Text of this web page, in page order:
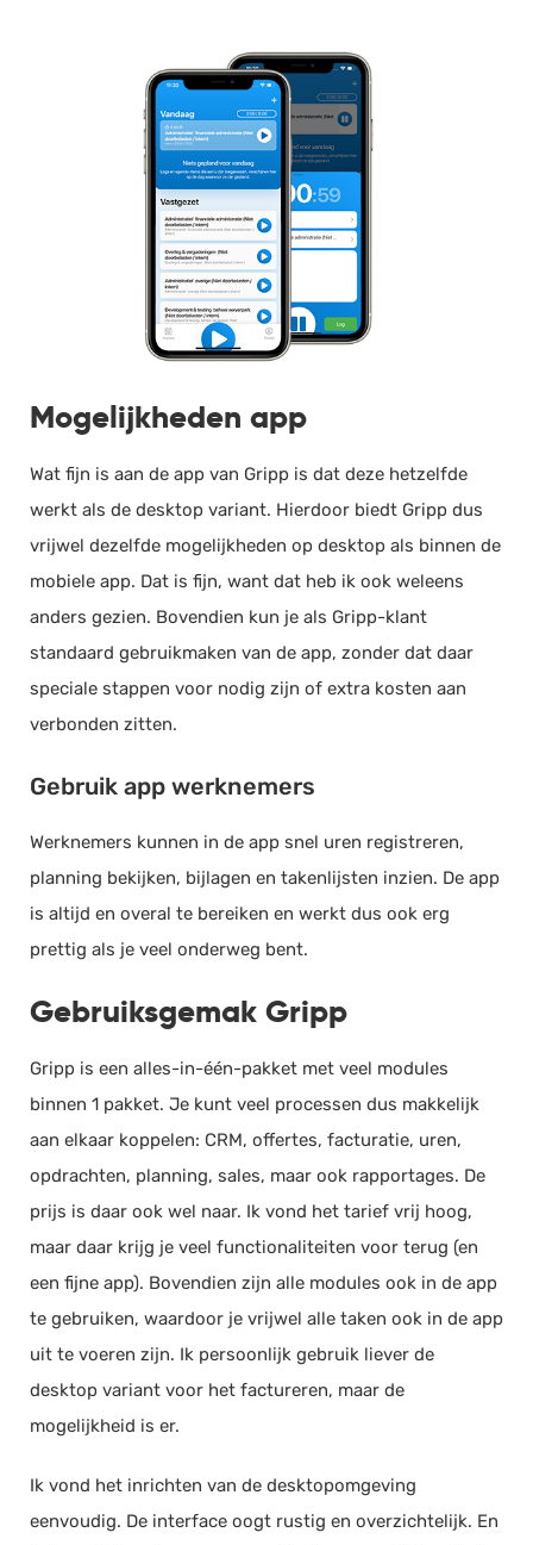
Mogelijkheden app
Wat fijn is aan de app van Gripp is dat deze hetzelfde
werkt als de desktop variant. Hierdoor biedt Gripp dus
vrijwel dezelfde mogelijkheden op desktop als binnen de
mobiele app. Dat is fijn, want dat heb ik ook weleens
anders gezien. Bovendien kun je als Gripp-klant
standaard gebruikmaken van de app, zonder dat daar
speciale stappen voor nodig zijn of extra kosten aan
verbonden zitten.
Gebruik app werknemers
Werknemers kunnen in de app snel uren registreren,
planning bekijken, bijlagen en takenlijsten inzien. De app
is altijd en overal te bereiken en werkt dus ook erg
prettig als je veel onderweg bent.
Gebruiksgemak Gripp
Gripp is een alles-in-één-pakket met veel modules
binnen 1 pakket. Je kunt veel processen dus makkelijk
aan elkaar koppelen: CRM, offertes, facturatie, uren,
opdrachten, planning, sales, maar ook rapportages. De
prijs is daar ook wel naar. Ik vond het tarief vrij hoog,
maar daar krijg je veel functionaliteiten voor terug (en
een fijne app). Bovendien zijn alle modules ook in de app
te gebruiken, waardoor je vrijwel alle taken ook in de app
uit te voeren zijn. Ik persoonlijk gebruik liever de
desktop variant voor het factureren, maar de
mogelijkheid is er.
Ik vond het inrichten van de desktopomgeving
eenvoudig. De interface oogt rustig en overzichtelijk. En